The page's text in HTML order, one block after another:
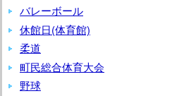
バレーボール
休館日(体育館)
柔道
町民総合体育大会
野球